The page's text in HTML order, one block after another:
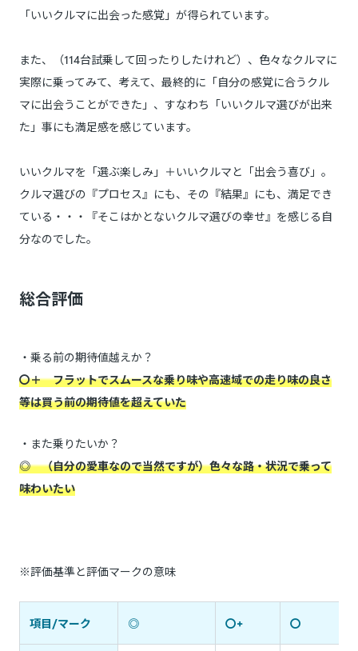
「いいクルマに出会った感覚」が得られています。
また、（114台試乗して回ったりしたけれど）、色々なクルマに
実際に乗ってみて、考えて、最終的に「自分の感覚に合うクル
マに出会うことができた」、すなわち「いいクルマ選びが出来
た」事にも満足感を感じています。
いいクルマを「選ぶ楽しみ」＋いいクルマと「出会う喜び」。
クルマ選びの『プロセス』にも、その『結果』にも、満足でき
ている・・・『そこはかとないクルマ選びの幸せ』を感じる自
分なのでした。
総合評価
・乗る前の期待値越えか？
〇＋ フラットでスムースな乗り味や高速域での走り味の良さ
等は買う前の期待値を超えていた
・また乗りたいか？
◎ （自分の愛車なので当然ですが）色々な路・状況で乗って
味わいたい
※評価基準と評価マークの意味
項目/マーク ◎ 〇+ 〇